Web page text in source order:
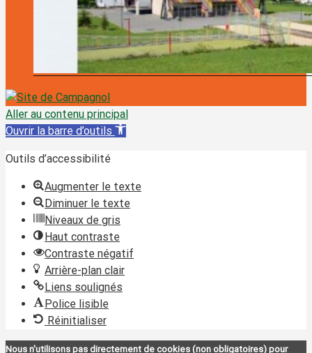
Aller au contenu principal
Ouvrir la barre d’outils
Outils d’accessibilité
Augmenter le texte
Diminuer le texte
Niveaux de gris
Haut contraste
Contraste négatif
Arrière-plan clair
Liens soulignés
Police lisible
Réinitialiser
Nous n'utilisons pas directement de cookies (non obligatoires) pour